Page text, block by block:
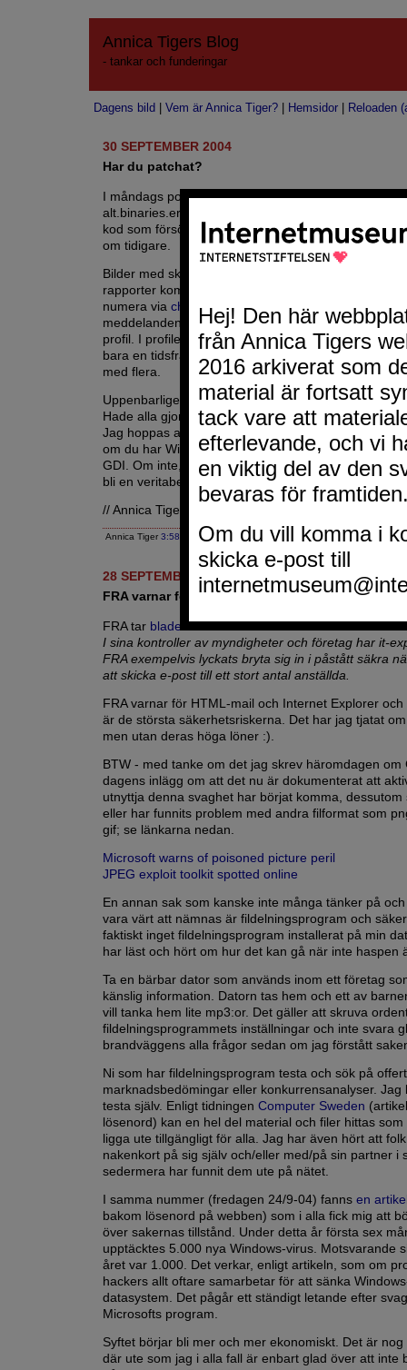
Annica Tigers Blog
- tankar och funderingar
Dagens bild Vem är Annica Tiger? Hemsidor Reloaden
30 SEPTEMBER 2004
Har du patchat?
I måndags postades bilder i ett antal nyhetsgrupper,
alt.binaries.erotica.breasts och dessa porrbilder
kod som försökte utnyttja säkerhetshålet i GDI, som
om tidigare.
Bilder med skadlig kod har även legat ute på
rapporter kommit in att försök att sprida skadliga
numera via chattprogrammet AOL Instant Messenger
meddelanden sänds ut som uppmanar att kolla in
profil. I profilen finns en bild som innehåller skadlig
bara en tidsfråga innan andra chattprogram
med flera.
Uppenbarligen har inte alla patchat sina system.
Hade alla gjort det hade dessa försök varit helt
Jag hoppas att du som läser detta har patchat ditt
om du har Windows XP och andra program som
GDI. Om inte, se till att göra det bums. Detta
bli en veritabel farsot om det får rasa fritt.
// Annica Tiger
Annica Tiger 3:58 EM | Kommentarer (9)| Google
28 SEPTEMBER 2004
FRA varnar för IE
FRA tar bladet från munnen
I sina kontroller av myndigheter och företag har it-
FRA exempelvis lyckats bryta sig in i påstått säkra
att skicka e-post till ett stort antal anställda.
FRA varnar för HTML-mail och Internet Explorer
är de största säkerhetsriskerna. Det har jag tjatat
men utan deras höga löner :).
BTW - med tanke om det jag skrev häromdagen om
dagens inlägg om att det nu är dokumenterat att
utnyttja denna svaghet har börjat komma, dessutom
eller har funnits problem med andra filformat som
gif; se länkarna nedan.
Microsoft warns of poisoned picture peril
JPEG exploit toolkit spotted online
En annan sak som kanske inte många tänker på
vara värt att nämnas är fildelningsprogram och
faktiskt inget fildelningsprogram installerat på min
har läst och hört om hur det kan gå när inte haspen
Ta en bärbar dator som används inom ett företag
känslig information. Datorn tas hem och ett av
vill tanka hem lite mp3:or. Det gäller att skruva
fildelningsprogrammets inställningar och inte svara
brandväggens alla frågor sedan om jag förstått
Ni som har fildelningsprogram testa och sök på
marknadsbedömingar eller konkurrensanalyser. Jag
testa själv. Enligt tidningen Computer Sweden
lösenord) kan en hel del material och filer hittas
ligga ute tillgängligt för alla. Jag har även hört att
nakenkort på sig själv och/eller med/på sin partner i
sedermera har funnit dem ute på nätet.
I samma nummer (fredagen 24/9-04) fanns en
bakom lösenord på webben) som i alla fick mig att
över sakernas tillstånd. Under detta år första sex
upptäcktes 5.000 nya Windows-virus. Motsvarande
året var 1.000. Det verkar, enligt artikeln, som om
hackers allt oftare samarbetar för att sänka
datasystem. Det pågår ett ständigt letande efter
Microsofts program.
Syftet börjar bli mer och mer ekonomiskt. Det är
där ute som jag i alla fall är enbart glad över att inte